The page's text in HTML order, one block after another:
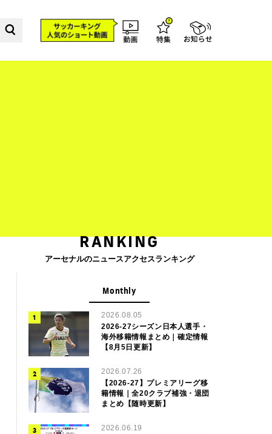
RANKING
アーセナルのニュースアクセスランキング
Monthly
2026.08.05
2026-27シーズン日本人選手・
海外移籍情報まとめ｜確定情報
【8月5日更新】
2026.07.26
【2026-27】プレミアリーグ移
籍情報｜全20クラブ補強・退団
まとめ【随時更新】
2026.06.19